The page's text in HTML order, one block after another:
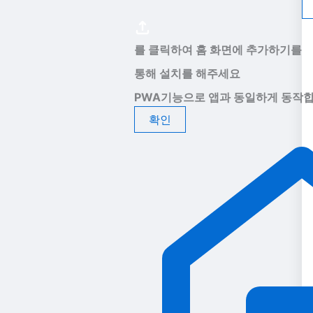
를 클릭하여 홈 화면에 추가하기를
통해 설치를 해주세요
PWA기능으로 앱과 동일하게 동작
확인